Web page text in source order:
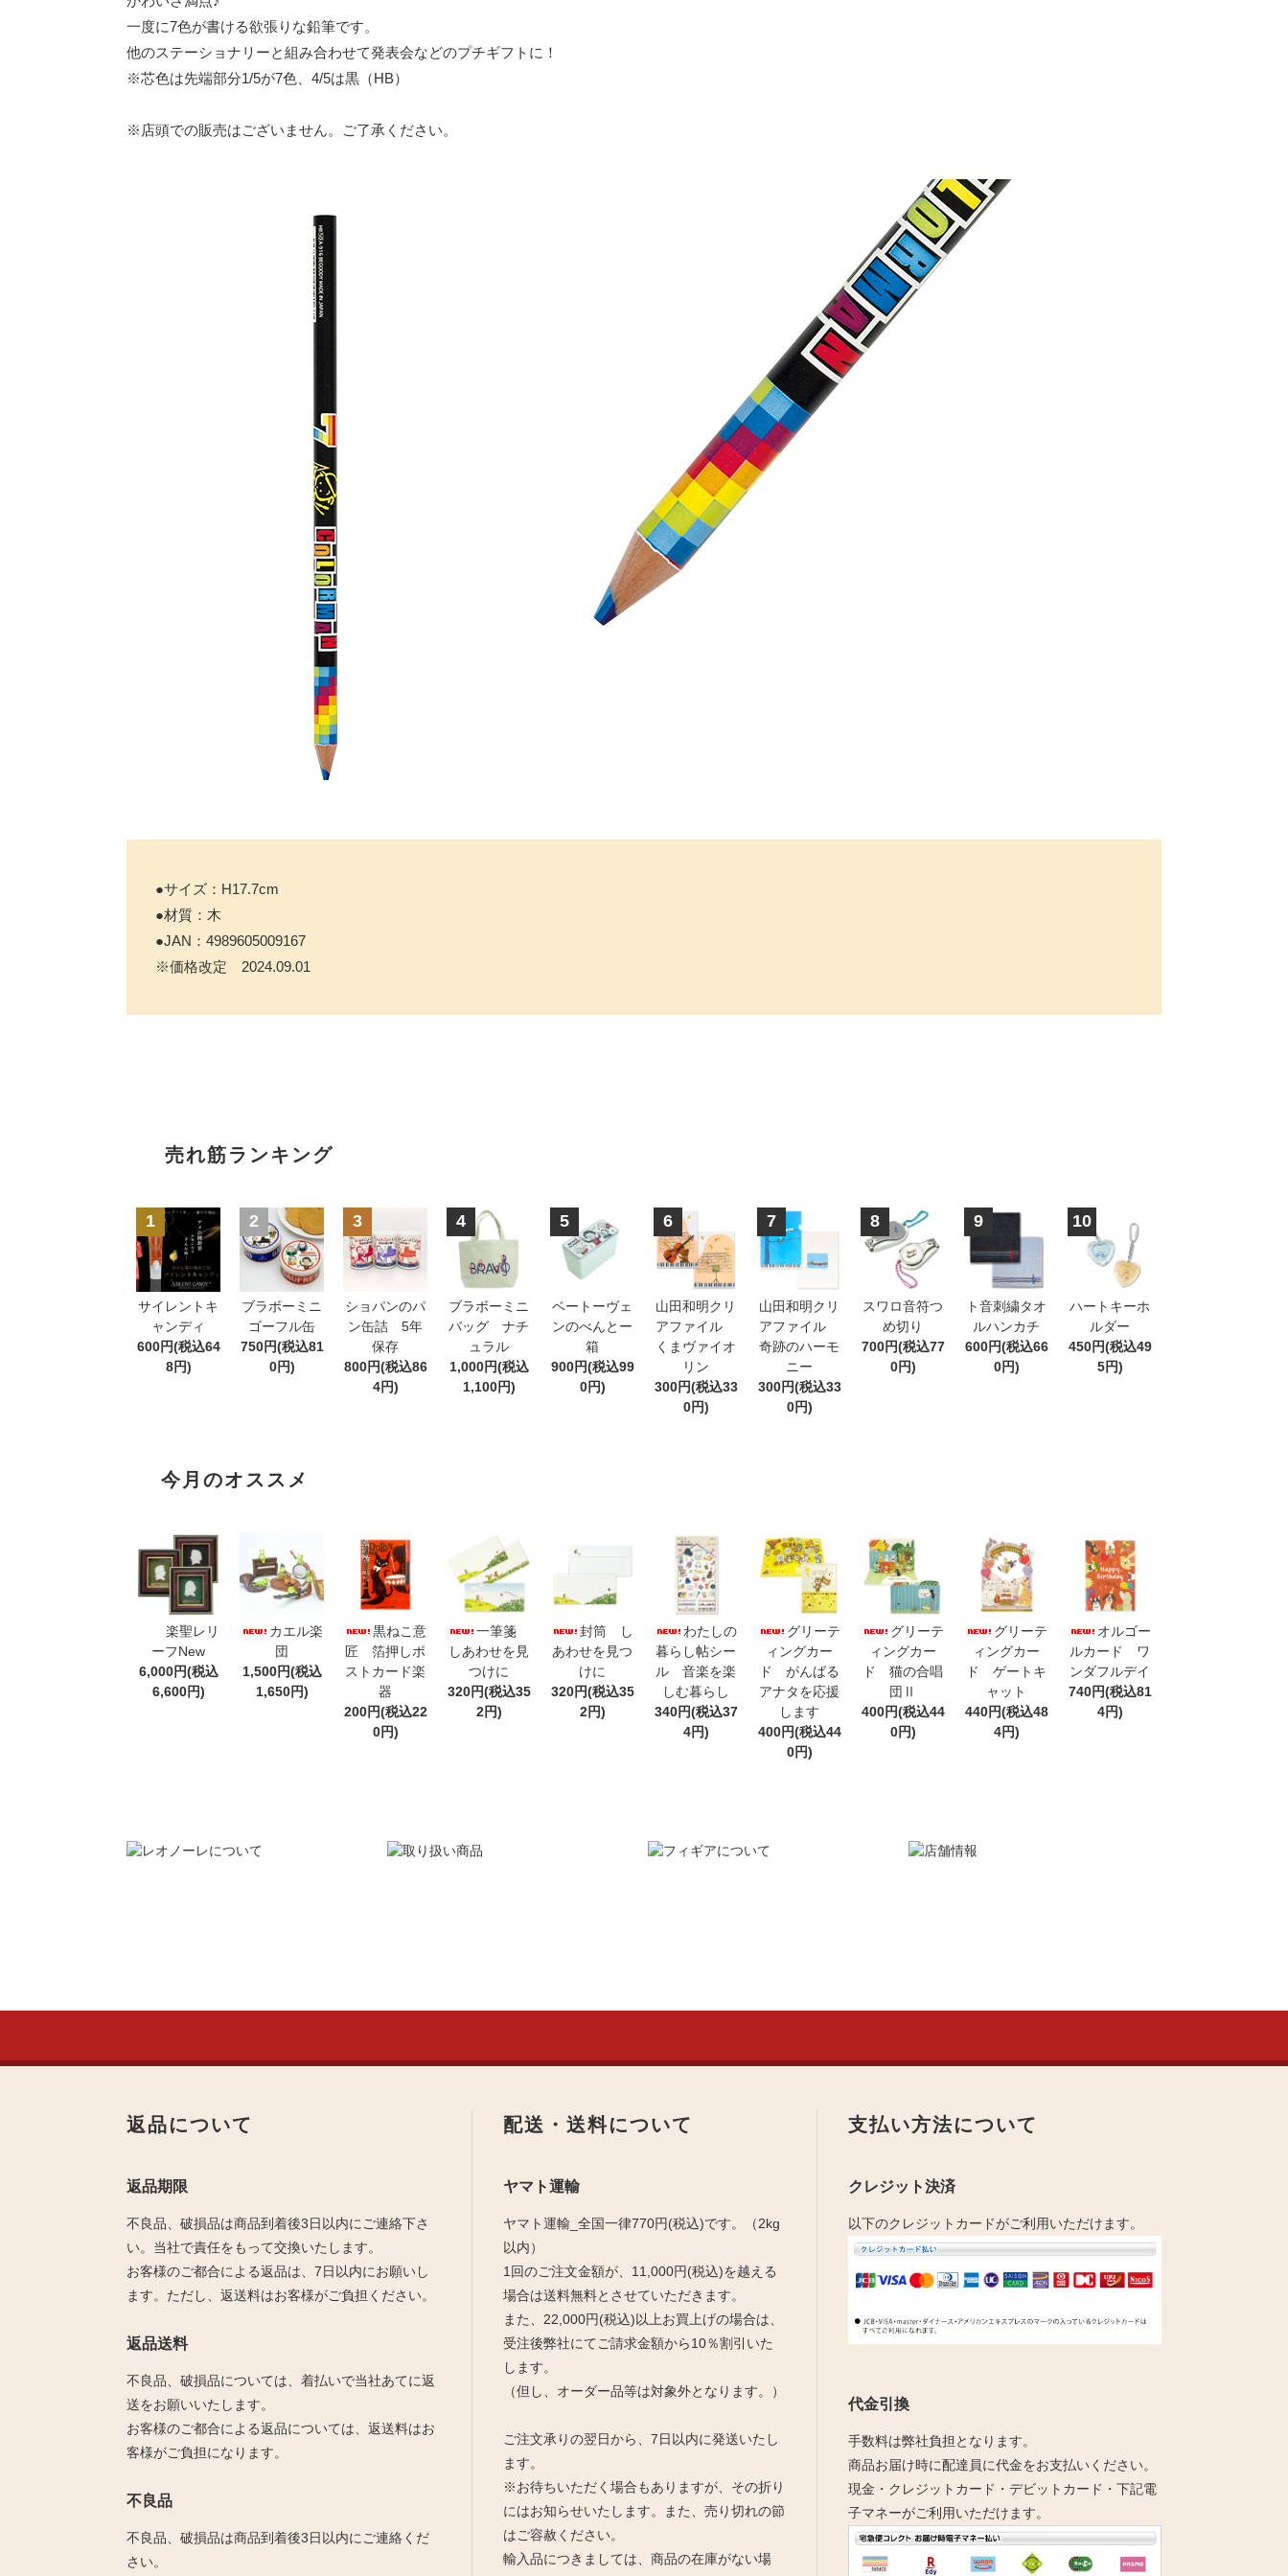
一度に7色が書ける欲張りな鉛筆です。
他のステーショナリーと組み合わせて発表会などのプチギフトに！
※芯色は先端部分1/5が7色、4/5は黒（HB）
※店頭での販売はございません。ご了承ください。
●サイズ：H17.7cm
●材質：木
●JAN：4989605009167
※価格改定 2024.09.01
売れ筋ランキング
1
サイレントキ
ャンディ
600円(税込64
8円)
2
ブラボーミニ
ゴーフル缶
750円(税込81
0円)
3
ショパンのパ
ン缶詰 5年
保存
800円(税込86
4円)
4
ブラボーミニ
バッグ ナチ
ュラル
1,000円(税込
1,100円)
5
ベートーヴェ
ンのべんとー
箱
900円(税込99
0円)
6
山田和明クリ
アファイル
くまヴァイオ
リン
300円(税込33
0円)
7
山田和明クリ
アファイル
奇跡のハーモ
ニー
300円(税込33
0円)
8
スワロ音符つ
め切り
700円(税込77
0円)
9
ト音刺繍タオ
ルハンカチ
600円(税込66
0円)
10
ハートキーホ
ルダー
450円(税込49
5円)
今月のオススメ
楽聖レリ
ーフNew
6,000円(税込
6,600円)
カエル楽
団
1,500円(税込
1,650円)
黒ねこ意
匠 箔押しポ
ストカード楽
器
200円(税込22
0円)
一筆箋
しあわせを見
つけに
320円(税込35
2円)
封筒 し
あわせを見つ
けに
320円(税込35
2円)
わたしの
暮らし帖シー
ル 音楽を楽
しむ暮らし
340円(税込37
4円)
グリーテ
ィングカー
ド がんばる
アナタを応援
します
400円(税込44
0円)
グリーテ
ィングカー
ド 猫の合唱
団Ⅱ
400円(税込44
0円)
グリーテ
ィングカー
ド ゲートキ
ャット
440円(税込48
4円)
オルゴー
ルカード ワ
ンダフルデイ
740円(税込81
4円)
返品について
返品期限
不良品、破損品は商品到着後3日以内にご連絡下さ
い。当社で責任をもって交換いたします。
お客様のご都合による返品は、7日以内にお願いし
ます。ただし、返送料はお客様がご負担ください。
返品送料
不良品、破損品については、着払いで当社あてに返
送をお願いいたします。
お客様のご都合による返品については、返送料はお
客様がご負担になります。
不良品
不良品、破損品は商品到着後3日以内にご連絡くだ
さい。
配送・送料について
ヤマト運輸
ヤマト運輸_全国一律770円(税込)です。（2kg
以内）
1回のご注文金額が、11,000円(税込)を越える
場合は送料無料とさせていただきます。
また、22,000円(税込)以上お買上げの場合は、
受注後弊社にてご請求金額から10％割引いた
します。
（但し、オーダー品等は対象外となります。）
ご注文承りの翌日から、7日以内に発送いたし
ます。
※お待ちいただく場合もありますが、その折り
にはお知らせいたします。また、売り切れの節
はご容赦ください。
輸入品につきましては、商品の在庫がない場
支払い方法について
クレジット決済
以下のクレジットカードがご利用いただけます。
代金引換
手数料は弊社負担となります。
商品お届け時に配達員に代金をお支払いください。
現金・クレジットカード・デビットカード・下記電
子マネーがご利用いただけます。